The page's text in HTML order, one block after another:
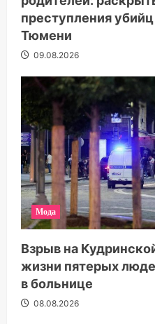
преступления
Тюмени
09.08.2026
Мода
Взрыв на
жизни пятерых
в больнице
08.08.2026